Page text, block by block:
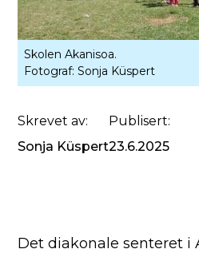
Skolen Akanisoa.
Fotograf: Sonja Küspert
Skrevet av:
Sonja Küspert
Publisert:
23.6.2025
Det diakonale senteret i